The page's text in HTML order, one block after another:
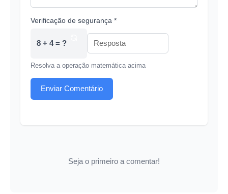
Verificação de segurança *
8 + 4 = ?
Resolva a operação matemática acima
Enviar Comentário
Seja o primeiro a comentar!